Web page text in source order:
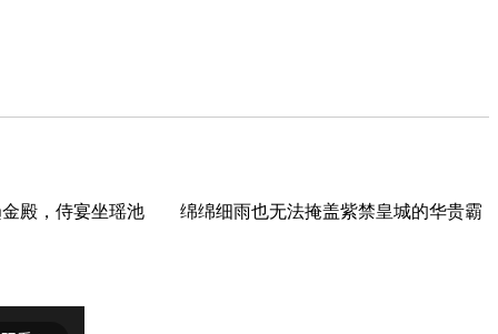
殿，侍宴坐瑶池 绵绵细雨也无法掩盖紫禁皇城的华贵霸